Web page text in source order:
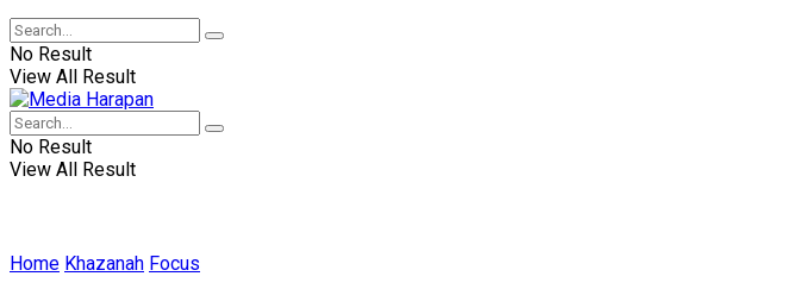
No Result
View All Result
No Result
View All Result
Home Khazanah Focus